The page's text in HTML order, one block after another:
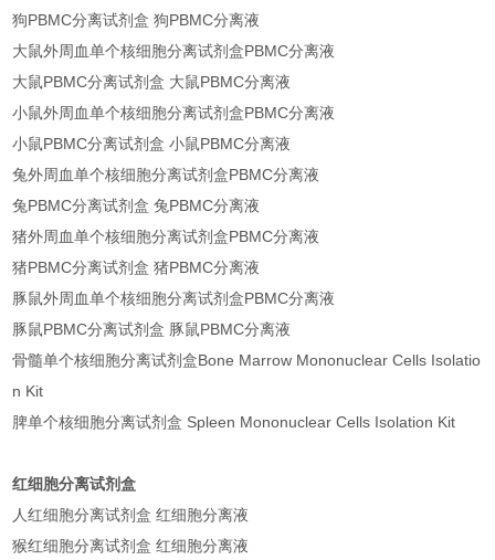
狗PBMC分离试剂盒 狗PBMC分离液
大鼠外周血单个核细胞分离试剂盒PBMC分离液
大鼠PBMC分离试剂盒 大鼠PBMC分离液
小鼠外周血单个核细胞分离试剂盒PBMC分离液
小鼠PBMC分离试剂盒 小鼠PBMC分离液
兔外周血单个核细胞分离试剂盒PBMC分离液
兔PBMC分离试剂盒 兔PBMC分离液
猪外周血单个核细胞分离试剂盒PBMC分离液
猪PBMC分离试剂盒 猪PBMC分离液
豚鼠外周血单个核细胞分离试剂盒PBMC分离液
豚鼠PBMC分离试剂盒 豚鼠PBMC分离液
骨髓单个核细胞分离试剂盒Bone Marrow Mononuclear Cells Isolatio
n Kit
脾单个核细胞分离试剂盒 Spleen Mononuclear Cells Isolation Kit
红细胞分离试剂盒
人红细胞分离试剂盒 红细胞分离液
猴红细胞分离试剂盒 红细胞分离液